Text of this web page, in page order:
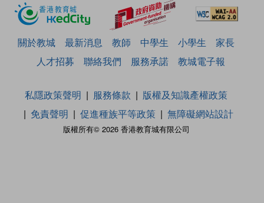
關於教城 最新消息 教師 中學生 小學生
家長
人才招募
聯絡我們 服務承諾 教城電子報
版權所有© 2026 香港教育城有限公司
私隱政策聲明 服務條款
版權及知識產權政策
免責聲明
促進種族平等政策 無障礙網站設計